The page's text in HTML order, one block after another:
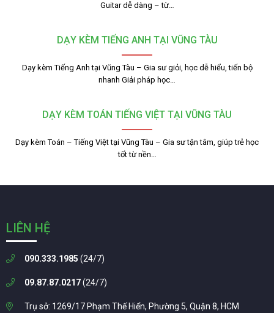
Guitar dễ dàng – từ…
DẠY KÈM TIẾNG ANH TẠI VŨNG TÀU
Dạy kèm Tiếng Anh tại Vũng Tàu – Gia sư giỏi, học dễ hiểu, tiến bộ
nhanh Giải pháp học…
DẠY KÈM TOÁN TIẾNG VIỆT TẠI VŨNG TÀU
Dạy kèm Toán – Tiếng Việt tại Vũng Tàu – Gia sư tận tâm, giúp trẻ học
tốt từ nền…
LIÊN HỆ
090.333.1985 (24/7)
09.87.87.0217(24/7)
Trụ sở: 1269/17 Phạm Thế Hiển, Phường 5, Quận 8, HCM